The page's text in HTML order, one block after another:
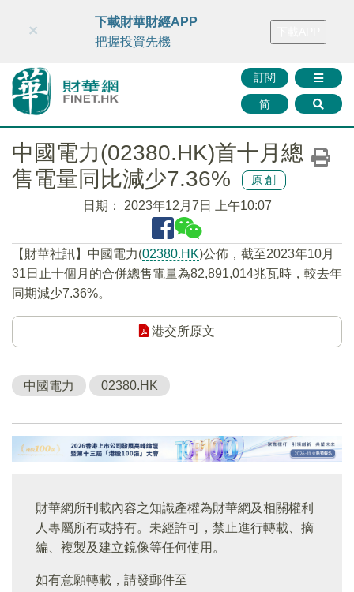
財華智庫網 FINTV FINMETA 財華證券 媒體矩陣
訂閱
简
×
下載財華財經APP
把握投資先機
中國電力(02380.HK)首十月總
售電量同比減少7.36%
原創
日期： 2023年12月7日 上午10:07
【財華社訊】中國電力(02380.HK)公佈，截至2023年10月
31日止十個月的合併總售電量為82,891,014兆瓦時，較去年
同期減少7.36%。
港交所原文
中國電力 02380.HK
財華網所刊載內容之知識產權為財華網及相關權利
人專屬所有或持有。未經許可，禁止進行轉載、摘
編、複製及建立鏡像等任何使用。
如有意願轉載，請發郵件至